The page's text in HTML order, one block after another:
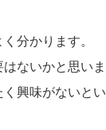
分かります。
ないかと思い
く興味がない